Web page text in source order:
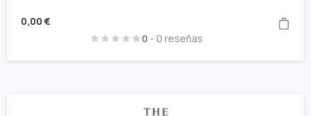
0,00 €
0 - 0 reseñas